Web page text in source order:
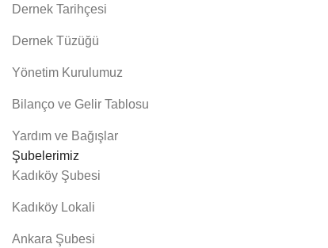
Dernek Tarihçesi
Dernek Tüzüğü
Yönetim Kurulumuz
Bilanço ve Gelir Tablosu
Yardım ve Bağışlar
Şubelerimiz
Kadıköy Şubesi
Kadıköy Lokali
Ankara Şubesi